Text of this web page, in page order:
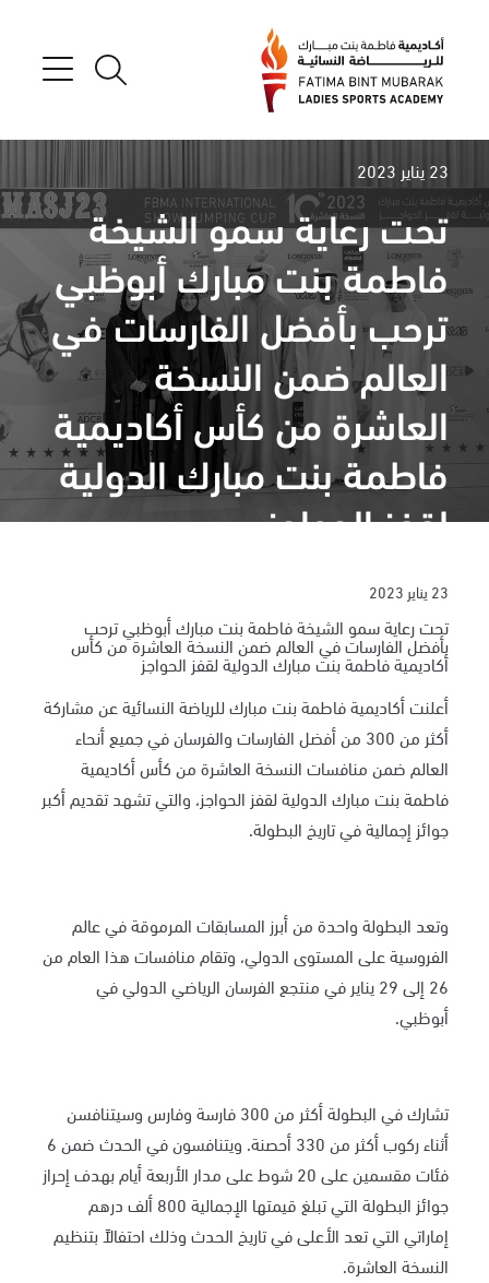
23 يناير 2023
تحت رعاية سمو الشيخة
فاطمة بنت مبارك أبوظبي
ترحب بأفضل الفارسات في
العالم ضمن النسخة
العاشرة من كأس أكاديمية
فاطمة بنت مبارك الدولية
لقفز الحواجز
23 يناير 2023
تحت رعاية سمو الشيخة فاطمة بنت مبارك أبوظبي ترحب
بأفضل الفارسات في العالم ضمن النسخة العاشرة من كأس
أكاديمية فاطمة بنت مبارك الدولية لقفز الحواجز
أعلنت أكاديمية فاطمة بنت مبارك للرياضة النسائية عن مشاركة
أكثر من 300
من أفضل الفارسات والفرسان في جميع أنحاء
العالم ضمن منافسات النسخة العاشرة من كأس أكاديمية
فاطمة بنت مبارك الدولية لقفز الحواجز، والتي تشهد تقديم أكبر
جوائز إجمالية في تاريخ البطولة.
وتعد البطولة واحدة من أبرز المسابقات المرموقة في عالم
الفروسية على المستوى الدولي، وتقام منافسات هذا العام من
26 إلى 29 يناير في منتجع الفرسان الرياضي الدولي في
أبوظبي.
تشارك في البطولة أكثر من 300 فارسة وفارس وسيتنافسن
أثناء ركوب أكثر من 330 أحصنة. ويتنافسون في الحدث ضمن 6
فئات مقسمين على 20 شوط على مدار الأربعة أيام بهدف إحراز
جوائز البطولة التي تبلغ قيمتها الإجمالية 800 ألف درهم
إماراتي التي تعد الأعلى في تاريخ الحدث وذلك احتفالاً بتنظيم
النسخة العاشرة.